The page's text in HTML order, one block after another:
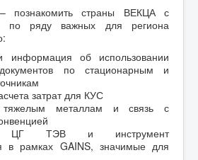
познакомить страны ВЕКЦА с
ряду важных для региона
информация об использовании
по стационарным и
затрат для КУС
тяжелым металлам и связь с
ЦГ ТЭВ и инструмент
в рамках GAINS, значимые для